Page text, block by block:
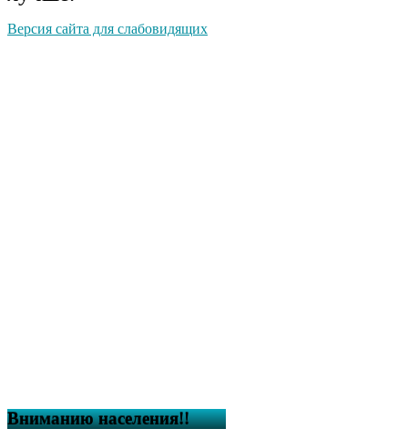
Версия сайта для слабовидящих
Вниманию населения!!